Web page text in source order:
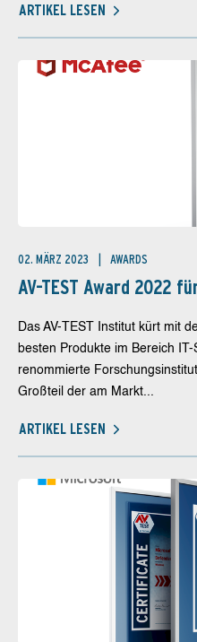
ARTIKEL LESEN
02. MÄRZ 2023 AWARDS
AV-TEST Award 2022
Das AV-TEST Institut kürt mit
besten Produkte im Bereich
renommierte
Großteil der am Markt...
ARTIKEL LESEN